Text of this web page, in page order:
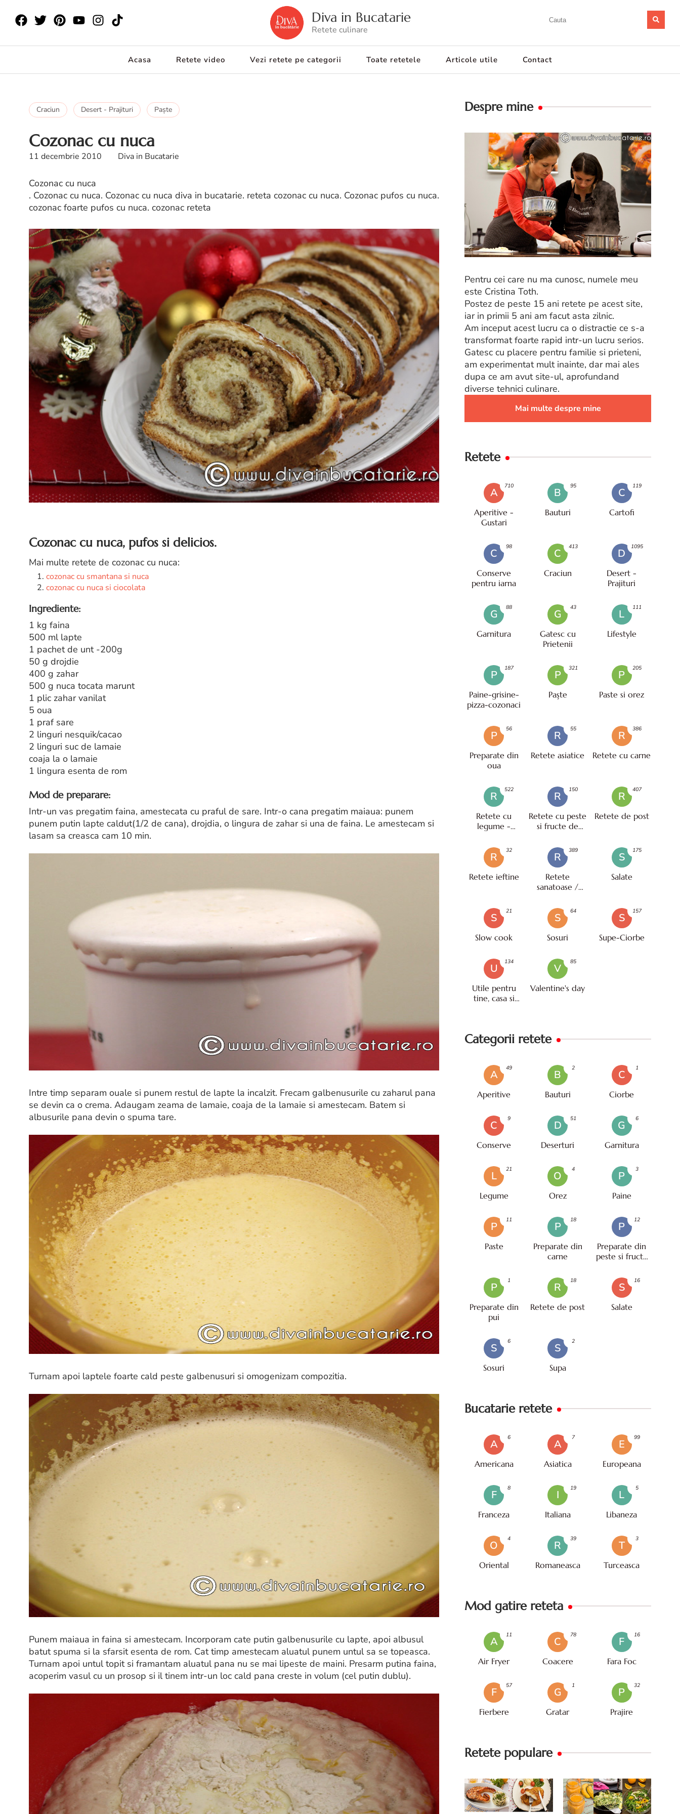
Diva in Bucatarie
Retete culinare
Acasa Retete video Vezi retete pe categorii Toate retetele Articole utile Contact
Craciun Desert - Prajituri Paşte
Cozonac cu nuca
11 decembrie 2010 Diva in Bucatarie
Cozonac cu nuca
. Cozonac cu nuca. Cozonac cu nuca diva in bucatarie. reteta cozonac cu nuca. Cozonac pufos cu nuca.
cozonac foarte pufos cu nuca. cozonac reteta
Cozonac cu nuca, pufos si delicios.
Mai multe retete de cozonac cu nuca:
cozonac cu smantana si nuca
cozonac cu nuca si ciocolata
Ingrediente:
1 kg faina
500 ml lapte
1 pachet de unt -200g
50 g drojdie
400 g zahar
500 g nuca tocata marunt
1 plic zahar vanilat
5 oua
1 praf sare
2 linguri nesquik/cacao
2 linguri suc de lamaie
coaja la o lamaie
1 lingura esenta de rom
Mod de preparare:
Intr-un vas pregatim faina, amestecata cu praful de sare. Intr-o cana pregatim maiaua: punem
punem putin lapte caldut(1/2 de cana), drojdia, o lingura de zahar si una de faina. Le amestecam si
lasam sa creasca cam 10 min.
Intre timp separam ouale si punem restul de lapte la incalzit. Frecam galbenusurile cu zaharul pana
se devin ca o crema. Adaugam zeama de lamaie, coaja de la lamaie si amestecam. Batem si
albusurile pana devin o spuma tare.
Turnam apoi laptele foarte cald peste galbenusuri si omogenizam compozitia.
Punem maiaua in faina si amestecam. Incorporam cate putin galbenusurile cu lapte, apoi albusul
batut spuma si la sfarsit esenta de rom. Cat timp amestecam aluatul punem untul sa se topeasca.
Turnam apoi untul topit si framantam aluatul pana nu se mai lipeste de maini. Presarm putina faina,
acoperim vasul cu un prosop si il tinem intr-un loc cald pana creste in volum (cel putin dublu).
Despre mine
Pentru cei care nu ma cunosc, numele meu
este Cristina Toth.
Postez de peste 15 ani retete pe acest site,
iar in primii 5 ani am facut asta zilnic.
Am inceput acest lucru ca o distractie ce s-a
transformat foarte rapid intr-un lucru serios.
Gatesc cu placere pentru familie si prieteni,
am experimentat mult inainte, dar mai ales
dupa ce am avut site-ul, aprofundand
diverse tehnici culinare.
Mai multe despre mine
Retete
A
Aperitive -
Gustari
710
B
Bauturi
95
C
Cartofi
119
C
Conserve
pentru iarna
98
C
Craciun
413
D
Desert -
Prajituri
1095
G
Garnitura
88
G
Gatesc cu
Prietenii
43
L
Lifestyle
111
P
Paine-grisine-
pizza-cozonaci
187
P
Paşte
321
P
Paste si orez
205
P
Preparate din
oua
56
R
Retete asiatice
55
R
Retete cu carne
386
R
Retete cu
legume -
522
R
Retete cu peste
si fructe de
150
R
Retete de post
407
R
Retete ieftine
32
R
Retete
sanatoase /
389
S
Salate
175
S
Slow cook
21
S
Sosuri
64
S
Supe-Ciorbe
157
U
Utile pentru
tine, casa si
134
V
Valentine's day
85
Categorii retete
A
Aperitive
49
B
Bauturi
2
C
Ciorbe
1
C
Conserve
9
D
Deserturi
51
G
Garnitura
6
L
Legume
21
O
Orez
4
P
Paine
3
P
Paste
11
P
Preparate din
carne
18
P
Preparate din
peste si fructe
12
P
Preparate din
pui
1
R
Retete de post
18
S
Salate
16
S
Sosuri
6
S
Supa
2
Bucatarie retete
A
Americana
6
A
Asiatica
7
E
Europeana
99
F
Franceza
8
I
Italiana
19
L
Libaneza
5
O
Oriental
4
R
Romaneasca
39
T
Turceasca
3
Mod gatire reteta
A
Air Fryer
11
C
Coacere
78
F
Fara Foc
16
F
Fierbere
57
G
Gratar
1
P
Prajire
32
Retete populare